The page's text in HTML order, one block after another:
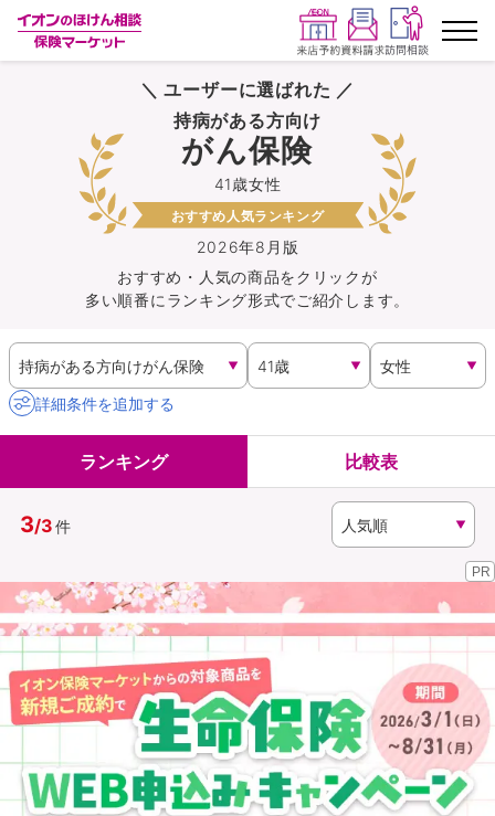
ランキングから探す
保険を比較する
保険会社から探す
イオンカード会員さま専用保険
キャンペーン一覧
コラム
イオングループ従業員さま向け
（無料） （無料）
イオンカード会員さま専用保険
＼ ユーザーに選ばれた ／
2026年8月版
41歳女性
持病がある方向け
がん保険
おすすめ人気ランキング
おすすめ・人気の商品をクリックが
多い順番にランキング形式でご紹介します。
詳細条件を追加する
ランキング 比較表
3/3件
PR